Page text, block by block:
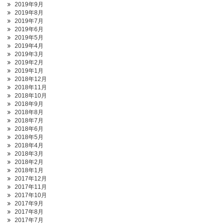
2019年9月
2019年8月
2019年7月
2019年6月
2019年5月
2019年4月
2019年3月
2019年2月
2019年1月
2018年12月
2018年11月
2018年10月
2018年9月
2018年8月
2018年7月
2018年6月
2018年5月
2018年4月
2018年3月
2018年2月
2018年1月
2017年12月
2017年11月
2017年10月
2017年9月
2017年8月
2017年7月